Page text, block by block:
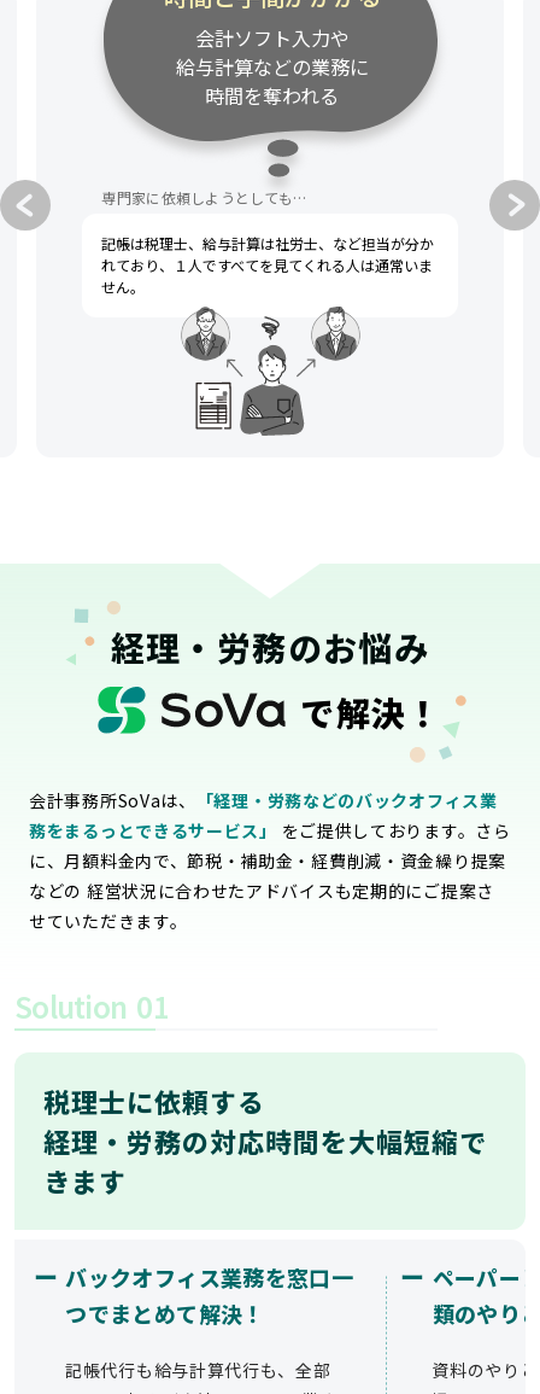
資料請求・質問への対応が
遅く、事業のスピード感に
付いてきてくれない
専門家に依頼しようとしても…
税理士への不満として、一般的によく挙げられるの
は「連絡が遅い」「話がわかりにくい」です。
経理・労務のお悩み
で解決！
会計事務所SoVaは、
「経理・労務などのバックオフィス業
務をまるっとできるサービス」
をご提供しております。さら
に、月額料金内で、節税・補助金・経費削減・資金繰り提案
などの 経営状況に合わせたアドバイスも定期的にご提案さ
せていただきます。
Solution 01
税理士に依頼する
経理・労務の対応時間を大幅短縮で
きます
ー バックオフィス業務を窓口一
つでまとめて解決！
記帳代行も給与計算代行も、全部
ー ペーパー
類のやり
資料のやり